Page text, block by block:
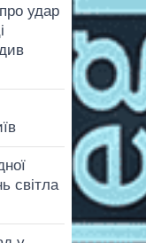
удар
світла